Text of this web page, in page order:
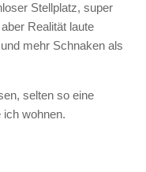
Stellplatz, super
Realität laute
mehr Schnaken als
selten so eine
ich wohnen.